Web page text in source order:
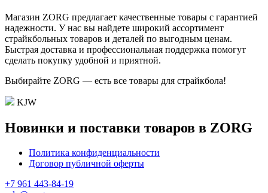
Магазин ZORG предлагает качественные товары с гарантией
надежности. У нас вы найдете широкий ассортимент
страйкбольных товаров и деталей по выгодным ценам.
Быстрая доставка и профессиональная поддержка помогут
сделать покупку удобной и приятной.
Выбирайте ZORG — есть все товары для страйкбола!
KJW
Новинки и поставки товаров в ZORG
Политика конфиденциальности
Договор публичной оферты
+7 961 443-84-19